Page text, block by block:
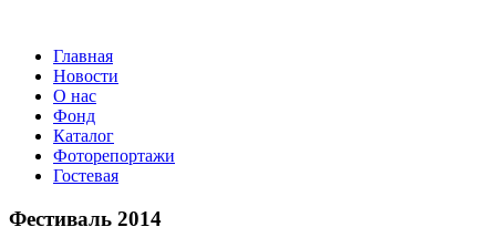
Главная
Новости
О нас
Фонд
Каталог
Фоторепортажи
Гостевая
Фестиваль 2014